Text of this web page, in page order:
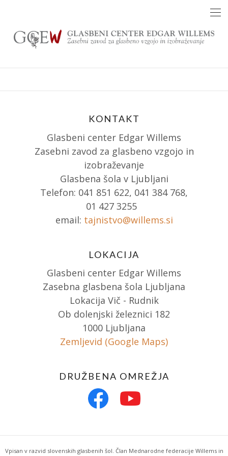
content
KONTAKT
Glasbeni center Edgar Willems
Zasebni zavod za glasbeno vzgojo in
izobraževanje
Glasbena šola v Ljubljani
Telefon: 041 851 622, 041 384 768,
01 427 3255
email: tajnistvo@willems.si
LOKACIJA
Glasbeni center Edgar Willems
Zasebna glasbena šola Ljubljana
Lokacija Vič - Rudnik
Ob dolenjski železnici 182
1000 Ljubljana
Zemljevid (Google Maps)
DRUŽBENA OMREŽJA
Vpisan v razvid slovenskih glasbenih šol. Član Mednarodne federacije Willems in